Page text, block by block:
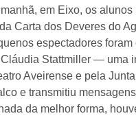
em Eixo, os
Carta dos Deveres do
espectadores
Stattmiller — uma
Aveirense e pela
e transmitiu
da melhor forma,